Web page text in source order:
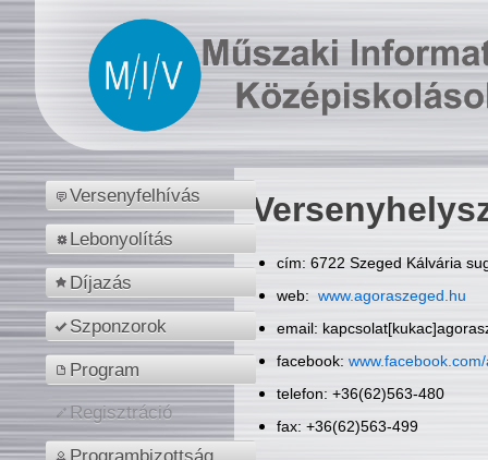
Versenyfelhívás
Lebonyolítás
Díjazás
Szponzorok
Program
Regisztráció
Programbizottság
cím: 6722 Szeged Kálvária
web: www.agoraszeged.hu
email:
facebook:
telefon: +36(62)563-480
fax: +36(62)563-499